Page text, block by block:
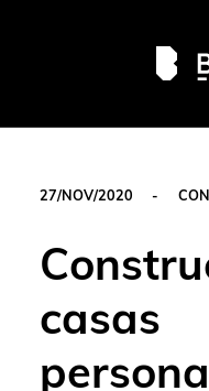
27/NOV/2020 -
casas